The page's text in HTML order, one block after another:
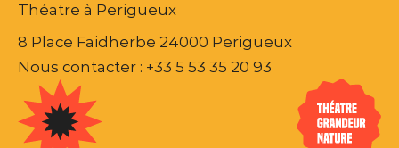
Théatre à Perigueux
8 Place Faidherbe 24000 Perigueux
Nous contacter : +33 5 53 35 20 93